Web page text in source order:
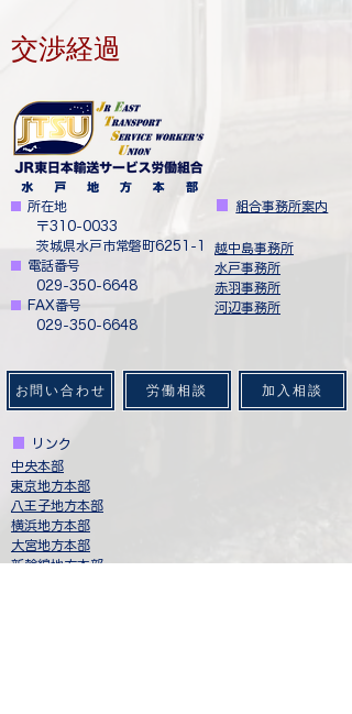
​交渉経過
水 戸 地 方 本 部
■ ​所在地
​ 〒310-0033
茨城県水戸市常磐町6251-1
■ 電話番号
029-350-6648
■ ​FAX番号
029-350-6648
組合事務所案内
​越中島事務所
水戸事務所
赤羽事務所
​河辺事務所
お問い合わせ 労働相談 加入相談
リンク
中央本部
​東京地方本部​
八王子地方本部
​横浜地方本部
​大宮地方本部
新幹線地方本部